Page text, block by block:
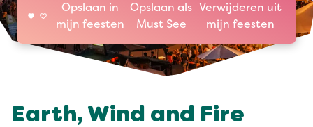
Opslaan in
mijn feesten
Opslaan als
Must See
Verwijderen uit
mijn feesten
Earth, Wind and Fire